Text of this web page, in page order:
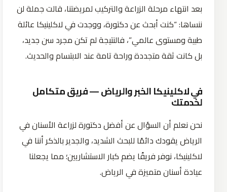
بعد انتهاء مرحلة الزراعة والتركيب لمريضتنا، قالت جملة لن
ننساها: “كنت أبحث عن دكتورة، ووجدت في لاكلينيكا عائلة
طبية ومستوى عالمي”، فالنتيجة لم تكن مجرد سن جديد،
بل كانت ثقة متجددة وراحة تامة عند الابتسام والحديث.
في لاكلينيكا الخبر والرياض — فريق متكامل
لخدمتك
نحن نعلم أن السؤال عن أفضل دكتورة لزراعة الأسنان في
الرياض يقودك دائمًا للبحث الشديد، والجدير بالذكر أننا في
لاكلينيكا، نوفر فريقًا يضم كبار الاستشاريين؛ مما يجعلنا
عيادة أسنان متميزة في الرياض.